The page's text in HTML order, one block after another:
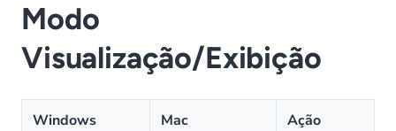
Modo
Visualização/Exibição
Windows Mac Ação